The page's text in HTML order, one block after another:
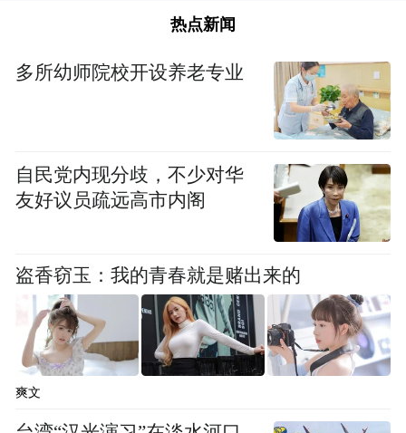
精美展品吸引游客拍照（图片来源：凤凰网佛
2018年5月10日，全球瞩目的2018中国厦门
国际佛事用品(春季)展览会隆重启幕。展会为
鹭岛。享有“全球第一佛事用品展”已走过十
二年发展历程，今年展会更加注重用户体验
及禅意生活的正向引导。11万平方米的巨大
展馆，处处呈现着实用美和艺术美，这无疑
是一场禅意美学的大路演。
热点新闻
多所幼师院校开设养老专业
自民党内现分歧，不少对华
友好议员疏远高市内阁
盗香窃玉：我的青春就是赌出来的
爽文